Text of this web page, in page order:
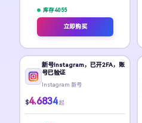
库存 4055
立即购买
新号Instagram，已开2FA，账
号已验证
Instagram 新号
$4.6834 起